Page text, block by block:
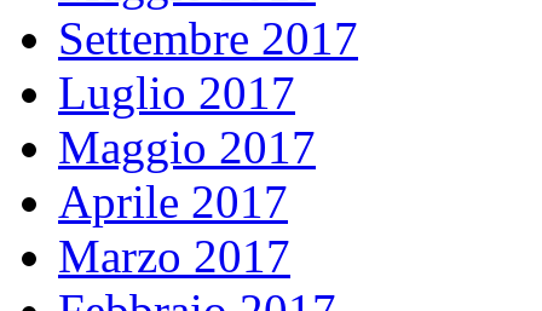
Settembre 2017
Luglio 2017
Maggio 2017
Aprile 2017
Marzo 2017